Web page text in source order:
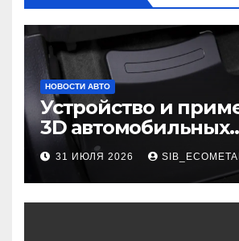
НОВОСТИ АВТО
Устройство и
3D автомобильных
ковриков
31 ИЮЛЯ 2026